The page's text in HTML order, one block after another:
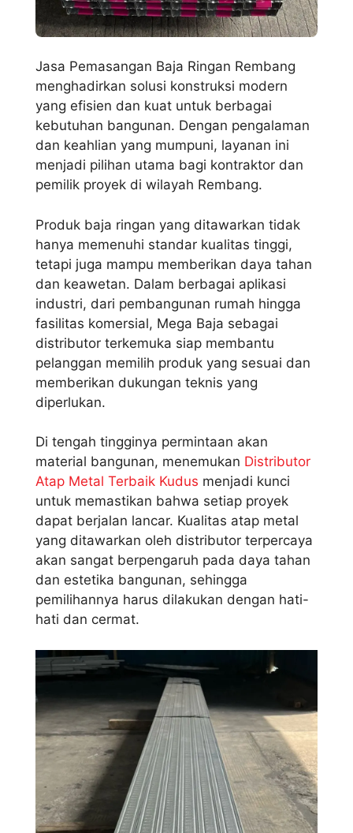
Jasa Pemasangan Baja Ringan Rembang
menghadirkan solusi konstruksi modern
yang efisien dan kuat untuk berbagai
kebutuhan bangunan. Dengan pengalaman
dan keahlian yang mumpuni, layanan ini
menjadi pilihan utama bagi kontraktor dan
pemilik proyek di wilayah Rembang.
Produk baja ringan yang ditawarkan tidak
hanya memenuhi standar kualitas tinggi,
tetapi juga mampu memberikan daya tahan
dan keawetan. Dalam berbagai aplikasi
industri, dari pembangunan rumah hingga
fasilitas komersial, Mega Baja sebagai
distributor terkemuka siap membantu
pelanggan memilih produk yang sesuai dan
memberikan dukungan teknis yang
diperlukan.
Di tengah tingginya permintaan akan
material bangunan, menemukan Distributor
Atap Metal Terbaik Kudus menjadi kunci
untuk memastikan bahwa setiap proyek
dapat berjalan lancar. Kualitas atap metal
yang ditawarkan oleh distributor terpercaya
akan sangat berpengaruh pada daya tahan
dan estetika bangunan, sehingga
pemilihannya harus dilakukan dengan hati-
hati dan cermat.